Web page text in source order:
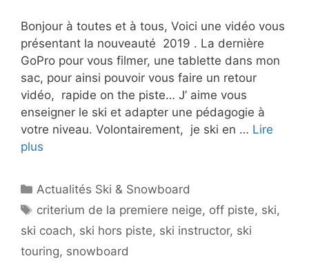
Bonjour à toutes et à tous, Voici une vidéo vous
présentant la nouveauté 2019 . La dernière
GoPro pour vous filmer, une tablette dans mon
sac, pour ainsi pouvoir vous faire un retour
vidéo, rapide on the piste… J’ aime vous
enseigner le ski et adapter une pédagogie à
votre niveau. Volontairement, je ski en … Lire
plus
Catégories
Actualités Ski & Snowboard
Étiquettes
criterium de la premiere neige, off piste, ski,
ski coach, ski hors piste, ski instructor, ski
touring, snowboard